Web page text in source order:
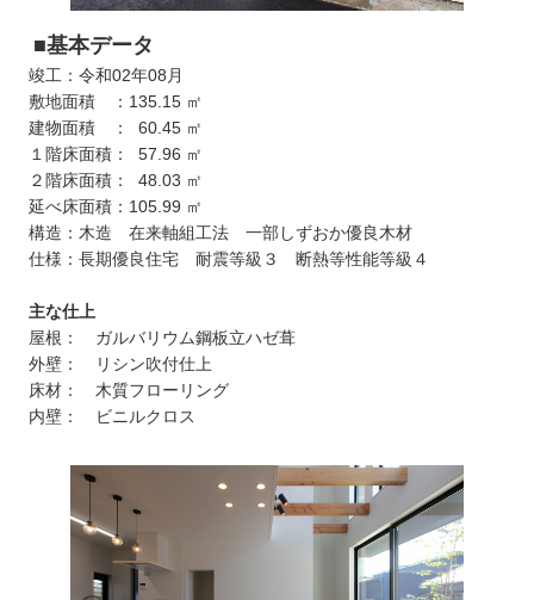
■基本データ
竣工：令和02年08月
敷地面積 ：135.15 ㎡
建物面積 ： 60.45 ㎡
１階床面積： 57.96 ㎡
２階床面積： 48.03 ㎡
延べ床面積：105.99 ㎡
構造：木造 在来軸組工法 一部しずおか優良木材
仕様：長期優良住宅 耐震等級３ 断熱等性能等級４
主な仕上
屋根： ガルバリウム鋼板立ハゼ葺
外壁： リシン吹付仕上
床材： 木質フローリング
内壁： ビニルクロス